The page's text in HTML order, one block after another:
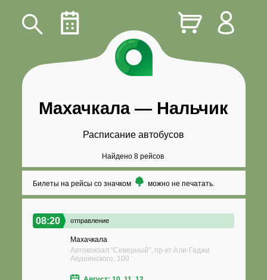
Махачкала— Нальчик
Расписание автобусов
Найдено 8 рейсов
Билеты на рейсы со значком можно не печатать.
08:20 отправление
Махачкала
Автовокзал "Северный", пр-кт Али-Гаджи
Акушинского, 100